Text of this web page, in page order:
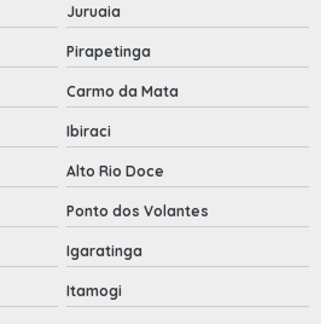
Juruaia
Pirapetinga
Carmo da Mata
Ibiraci
Alto Rio Doce
Ponto dos Volantes
Igaratinga
Itamogi